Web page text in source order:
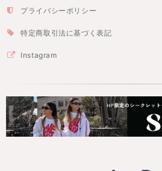
プライバシーポリシー
特定商取引法に基づく表記
Instagram